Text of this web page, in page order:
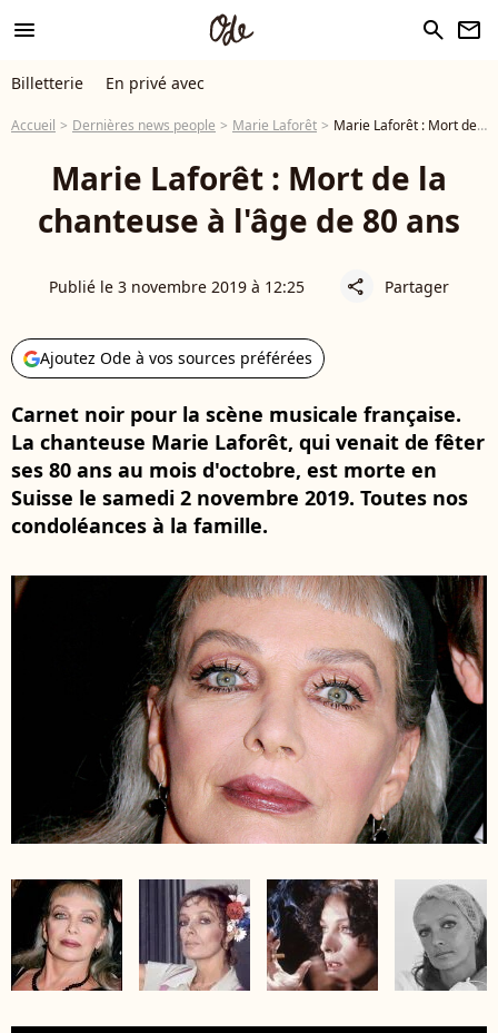
menu search newsletter
Billetterie En privé avec
Accueil Dernières news people Marie Laforêt Marie Laforêt : Mort de la chanteuse à l'âge de 80 ans
Marie Laforêt : Mort de la
chanteuse à l'âge de 80 ans
Publié le 3 novembre 2019 à 12:25 share Partager
Ajoutez Ode à vos sources préférées
Carnet noir pour la scène musicale française.
La chanteuse Marie Laforêt, qui venait de fêter
ses 80 ans au mois d'octobre, est morte en
Suisse le samedi 2 novembre 2019. Toutes nos
condoléances à la famille.